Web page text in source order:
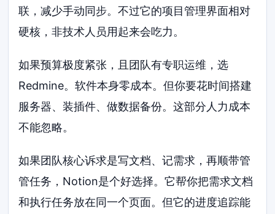
联，减少手动同步。不过它的项目管理界面相对
硬核，非技术人员用起来会吃力。
如果预算极度紧张，且团队有专职运维，选
Redmine。软件本身零成本。但你要花时间搭建
服务器、装插件、做数据备份。这部分人力成本
不能忽略。
如果团队核心诉求是写文档、记需求，再顺带管
管任务，Notion是个好选择。它帮你把需求文档
和执行任务放在同一个页面。但它的进度追踪能